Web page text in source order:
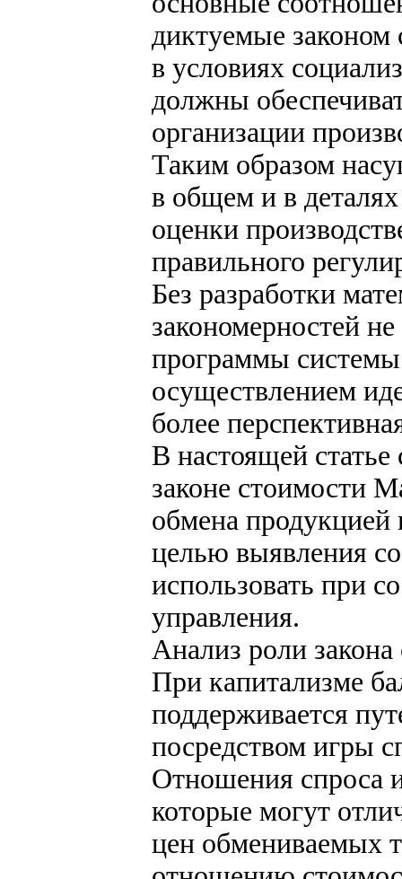
диктуемые законом
в условиях
должны
организации
Таким образом
в общем и в
оценки
правильного
Без разработки
закономерностей
программы
осуществлением
более
В настоящей
законе стоимости
обмена продукцией
целью выявления
использовать при
управления.
Анализ роли
При капитализме
поддерживается
посредством игры
Отношения спроса
которые могут
цен обмениваемых